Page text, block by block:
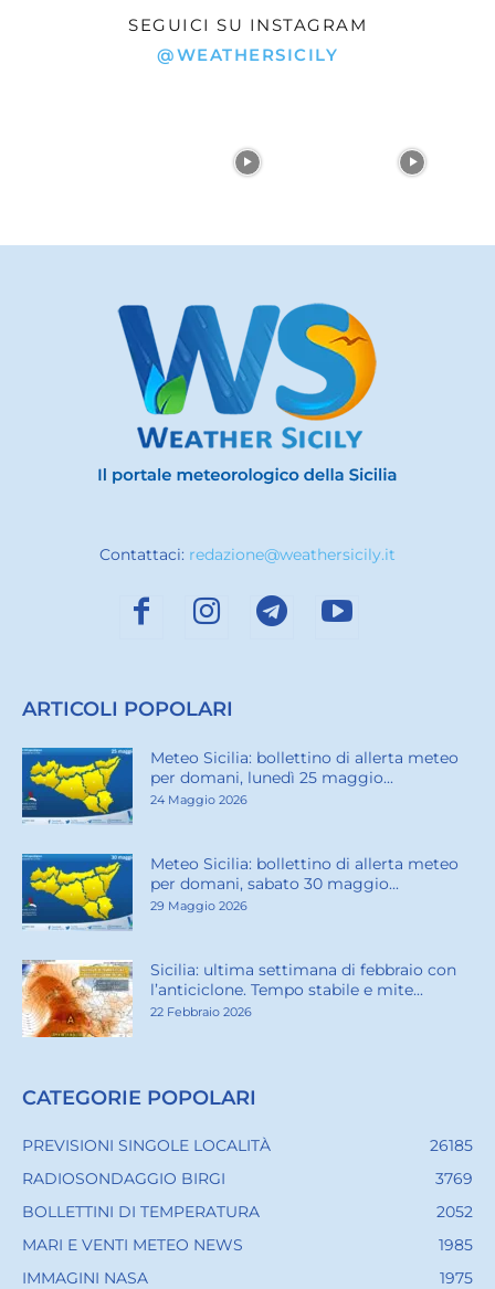
SEGUICI SU INSTAGRAM
@WEATHERSICILY
Contattaci: redazione@weathersicily.it
ARTICOLI POPOLARI
Meteo Sicilia: bollettino di allerta meteo
per domani, lunedì 25 maggio...
24 Maggio 2026
Meteo Sicilia: bollettino di allerta meteo
per domani, sabato 30 maggio...
29 Maggio 2026
Sicilia: ultima settimana di febbraio con
l’anticiclone. Tempo stabile e mite...
22 Febbraio 2026
CATEGORIE POPOLARI
PREVISIONI SINGOLE LOCALITÀ
26185
RADIOSONDAGGIO BIRGI
3769
BOLLETTINI DI TEMPERATURA
2052
MARI E VENTI METEO NEWS
1985
IMMAGINI NASA
1975